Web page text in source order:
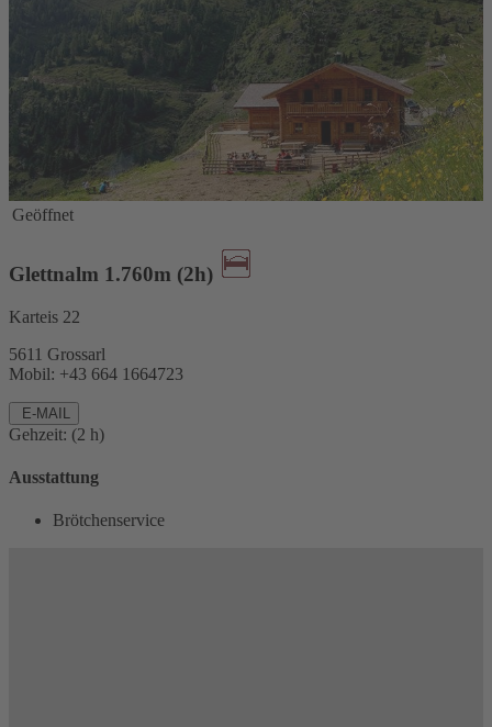
Geöffnet
Glettnalm 1.760m (2h)
Karteis 22
5611 Grossarl
Mobil: +43 664 1664723
E-MAIL
Gehzeit: (2 h)
Ausstattung
Brötchenservice